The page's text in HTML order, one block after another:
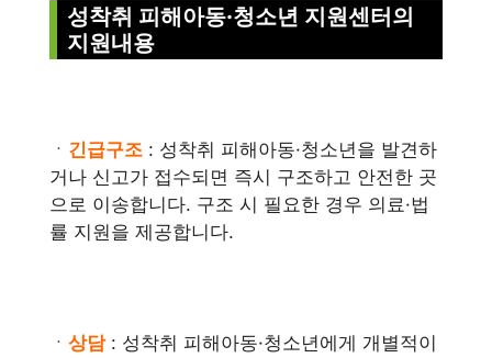
성착취 피해아동·청소년 지원센터의
지원내용
ㆍ 긴급구조 : 성착취 피해아동·청소년을 발견하
거나 신고가 접수되면 즉시 구조하고 안전한 곳
으로 이송합니다. 구조 시 필요한 경우 의료·법
률 지원을 제공합니다.
ㆍ 상담: 성착취 피해아동·청소년에게 개별적이